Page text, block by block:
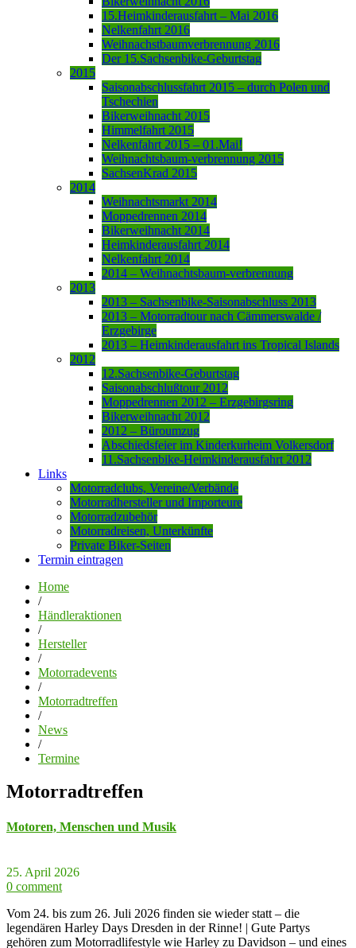
15.Heimkinderausfahrt – Mai 2016
Nelkenfahrt 2016
Weihnachstbaumverbrennung 2016
Der 15.Sachsenbike-Geburtstag
2015
Saisonabschlussfahrt 2015 – durch Polen und
Tschechien
Bikerweihnacht 2015
Himmelfahrt 2015
Nelkenfahrt 2015 – 01.Mai!
Weihnachtsbaum-verbrennung 2015
SachsenKrad 2015
2014
Weihnachtsmarkt 2014
Moppedrennen 2014
Bikerweihnacht 2014
Heimkinderausfahrt 2014
Nelkenfahrt 2014
2014 – Weihnachtsbaum-verbrennung
2013
2013 – Sachsenbike-Saisonabschluss 2013
2013 – Motorradtour nach Cämmerswalde /
Erzgebirge
2013 – Heimkinderausfahrt ins Tropical Islands
2012
12.Sachsenbike-Geburtstag
Saisonabschlußtour 2012
Moppedrennen 2012 – Erzgebirgsring
Bikerweihnacht 2012
2012 – Büroumzug
Abschiedsfeier im Kinderkurheim Volkersdorf
11.Sachsenbike-Heimkinderausfahrt 2012
Links
Motorradclubs, Vereine/Verbände
Motorradhersteller und Importeure
Motorradzubehör
Motorradreisen, Unterkünfte
Private Biker-Seiten
Termin eintragen
Home
/
Händleraktionen
/
Hersteller
/
Motorradevents
/
Motorradtreffen
/
News
/
Termine
Motorradtreffen
Motoren, Menschen und Musik
25. April 2026
0 comment
Vom 24. bis zum 26. Juli 2026 finden sie wieder statt – die
legendären Harley Days Dresden in der Rinne! | Gute Partys
gehören zum Motorradlifestyle wie Harley zu Davidson – und eines